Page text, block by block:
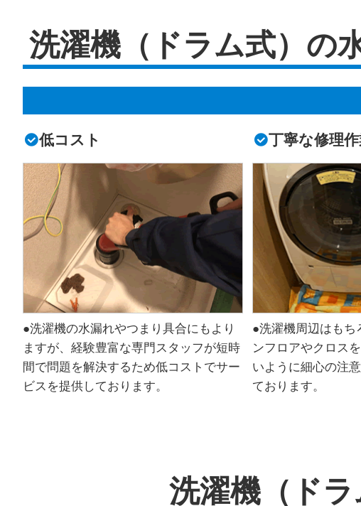
洗濯機（ドラム式）の
低コスト
●洗濯機の水漏れやつまり具合にもより
ますが、経験豊富な専門スタッフが短時
間で問題を解決するため低コストでサー
ビスを提供しております。
丁寧な修理
●洗濯機周辺はもち
ンフロアやクロス
いように細心の注
ております。
洗濯機（ド